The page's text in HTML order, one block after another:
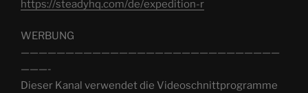
https://steadyhq.com/de/expedition-r
WERBUNG
—————————————————————————————
———-
Dieser Kanal verwendet die Videoschnittprogramme